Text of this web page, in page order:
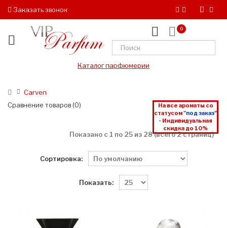
Заказать звонок
0
Каталог парфюмерии
Carven
На все ароматы со
статусом"под заказ"
- Индивидуальная
скидка до 10%
Сравнение товаров (0)
Показано с 1 по 25 из 28 (всего 2 страниц)
Сортировка:
Показать: